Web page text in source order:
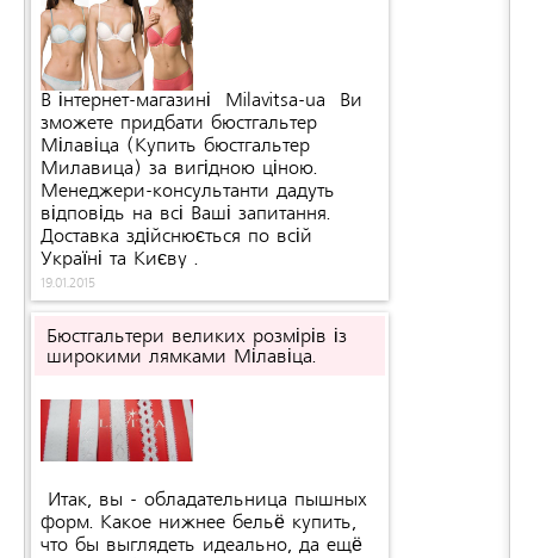
раі підбору необхідного розміру
бюстгальтера, яка допоможе
здійснити покупку нижньої білизни
без необхідності його повернення в
магазин.
В інтернет-магазині Milavitsa-ua Ви
зможете придбати бюстгальтер
Мілавіца (Купить бюстгальтер
Милавица) за вигідною ціною.
Менеджери-консультанти дадуть
відповідь на всі Ваші запитання.
Доставка здійснюється по всій
Україні та Києву .
19.01.2015
Бюстгальтери великих розмірів із
широкими лямками Мілавіца.
Итак, вы - обладательница пышных
форм. Какое нижнее бельё купить,
что бы выглядеть идеально, да ещё